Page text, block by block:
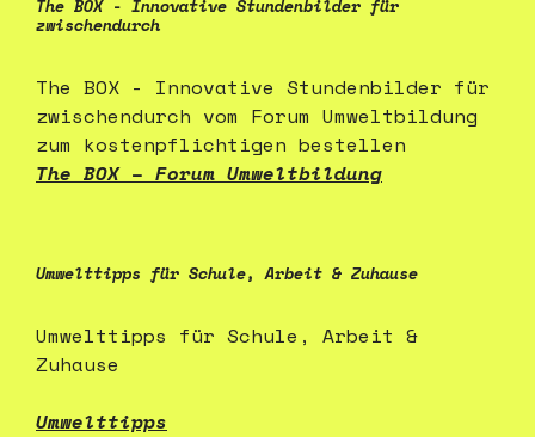
The BOX - Innovative Stundenbilder für
zwischendurch
The BOX - Innovative Stundenbilder für
zwischendurch vom Forum Umweltbildung
zum kostenpflichtigen bestellen
The BOX – Forum Umweltbildung
Umwelttipps für Schule, Arbeit & Zuhause
Umwelttipps für Schule, Arbeit &
Zuhause
Umwelttipps